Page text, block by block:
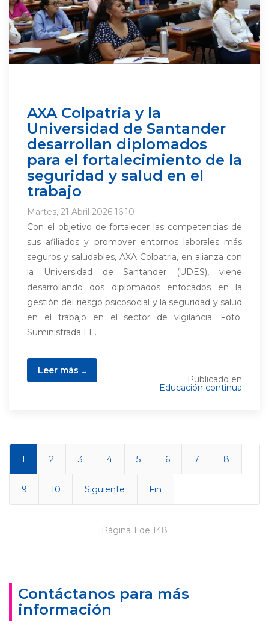
AXA Colpatria y la
Universidad de Santander
desarrollan diplomados
para el fortalecimiento de la
seguridad y salud en el
trabajo
Martes, 21 Abril 2026 16:10
Con el objetivo de fortalecer las competencias de
sus afiliados y promover entornos laborales más
seguros y saludables, AXA Colpatria, en alianza con
la Universidad de Santander (UDES), viene
desarrollando dos diplomados enfocados en la
gestión del riesgo psicosocial y la seguridad y salud
en el trabajo en el sector de vigilancia. Foto:
Suministrada El...
Leer más ...
Publicado en
Educación continua
1 2 3 4 5 6 7 8
9 10 Siguiente Fin
Página 1 de 148
Contáctanos para más
información